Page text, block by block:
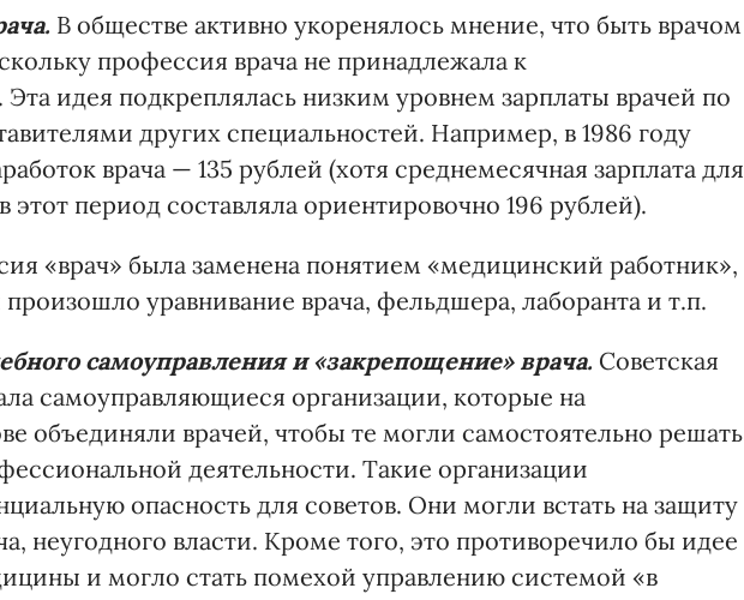
В обществе активно укоренялось мнение, что быть врачом
профессия врача не принадлежала к
идея подкреплялась низким уровнем зарплаты врачей по
других специальностей. Например, в 1986 году
врача — 135 рублей (хотя среднемесячная зарплата для
период составляла ориентировочно 196 рублей).
«врач» была заменена понятием «медицинский работник»,
уравнивание врача, фельдшера, лаборанта и т.п.
самоуправления и «закрепощение» врача. Советская
самоуправляющиеся организации, которые на
объединяли врачей, чтобы те могли самостоятельно решать
деятельности. Такие организации
опасность для советов. Они могли встать на защиту
неугодного власти. Кроме того, это противоречило бы идее
и могло стать помехой управлению системой «в